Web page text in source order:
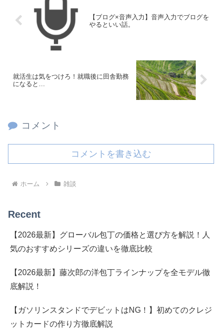
【ブログ×音声入力】音声入力でブログを
やるといい話。
就活生は気をつけろ！就職後に田舎勤務
になると…
コメント
コメントを書き込む
ホーム 雑談
Recent
【2026最新】グローバル包丁の価格と選び方を解説！人
気のおすすめシリーズの違いを徹底比較
【2026最新】藤次郎の洋包丁ラインナップを全モデル徹
底解説！
【ガソリンスタンドでデビットはNG！】初めてのクレジ
ットカードの作り方徹底解説